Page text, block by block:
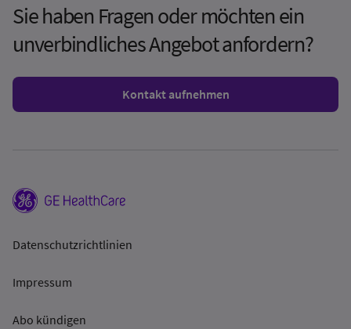
Sie haben Fragen oder möchten ein
unverbindliches Angebot anfordern?
Kontakt aufnehmen
Datenschutzrichtlinien
Impressum
Abo kündigen